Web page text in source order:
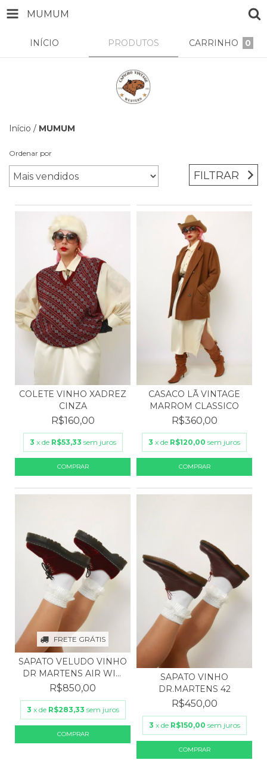
MUMUM
INÍCIO PRODUTOS CARRINHO 0
Início / MUMUM
Ordenar por
FILTRAR
COLETE VINHO XADREZ
CINZA
R$160,00
3 x de R$53,33 sem juros
CASACO LÃ VINTAGE
MARROM CLASSICO
R$360,00
3 x de R$120,00 sem juros
FRETE GRÁTIS
SAPATO VELUDO VINHO
DR MARTENS AIR WIN
3...
R$850,00
3 x de R$283,33 sem juros
SAPATO VINHO
DR.MARTENS 42
R$450,00
3 x de R$150,00 sem juros